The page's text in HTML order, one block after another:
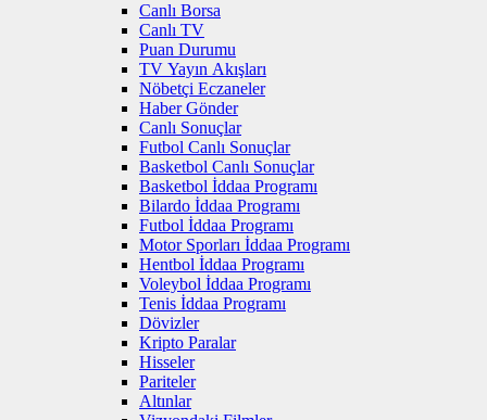
Canlı Borsa
Canlı TV
Puan Durumu
TV Yayın Akışları
Nöbetçi Eczaneler
Haber Gönder
Canlı Sonuçlar
Futbol Canlı Sonuçlar
Basketbol Canlı Sonuçlar
Basketbol İddaa Programı
Bilardo İddaa Programı
Futbol İddaa Programı
Motor Sporları İddaa Programı
Hentbol İddaa Programı
Voleybol İddaa Programı
Tenis İddaa Programı
Dövizler
Kripto Paralar
Hisseler
Pariteler
Altınlar